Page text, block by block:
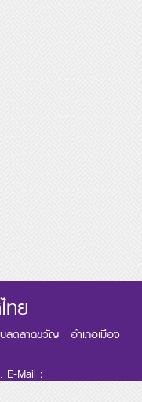
ทย
ตลาดขวัญ อำเภอเมือง
E-Mail :